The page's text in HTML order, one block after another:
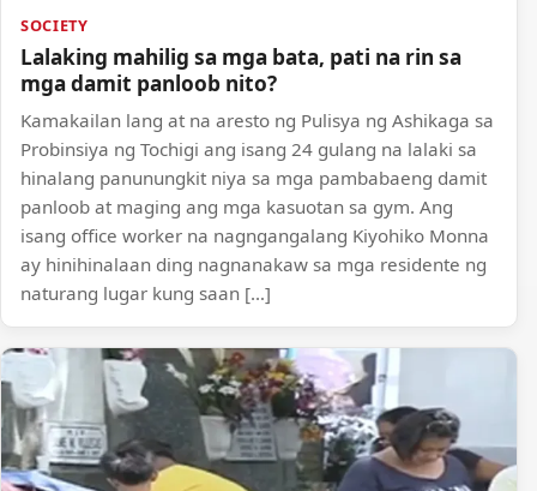
SOCIETY
Lalaking mahilig sa mga bata, pati na rin sa
mga damit panloob nito?
Kamakailan lang at na aresto ng Pulisya ng Ashikaga sa
Probinsiya ng Tochigi ang isang 24 gulang na lalaki sa
hinalang panunungkit niya sa mga pambabaeng damit
panloob at maging ang mga kasuotan sa gym. Ang
isang office worker na nagngangalang Kiyohiko Monna
ay hinihinalaan ding nagnanakaw sa mga residente ng
naturang lugar kung saan […]